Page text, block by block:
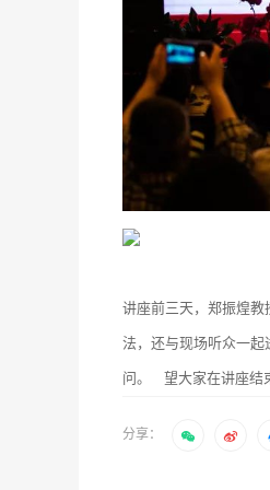
讲座前三天，郑振煌
法，还与现场听众一
问。 望大家在讲座结
分享：